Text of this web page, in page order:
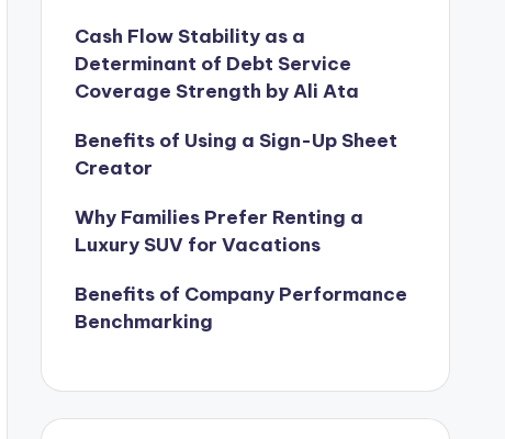
Cash Flow Stability as a
Determinant of Debt Service
Coverage Strength by Ali Ata
Benefits of Using a Sign-Up Sheet
Creator
Why Families Prefer Renting a
Luxury SUV for Vacations
Benefits of Company Performance
Benchmarking